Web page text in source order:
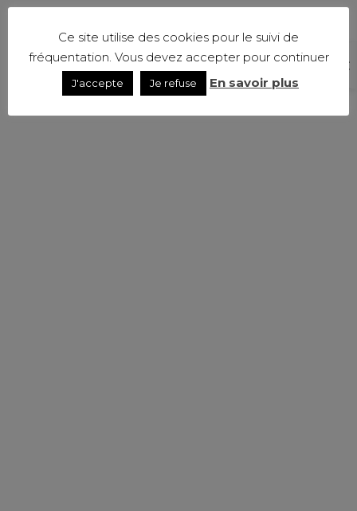
Ce site utilise des cookies pour le suivi de
fréquentation. Vous devez accepter pour continuer
J'accepte Je refuse En savoir plus